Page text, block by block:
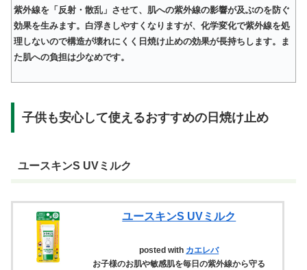
紫外線を「反射・散乱」させて、肌への紫外線の影響が及ぶのを防ぐ
効果を生みます。白浮きしやすくなりますが、化学変化で紫外線を処
理しないので構造が壊れにくく日焼け止めの効果が長持ちします。ま
た肌への負担は少なめです。
子供も安心して使えるおすすめの日焼け止め
ユースキンS UVミルク
ユースキンS UVミルク
posted with カエレバ
お子様のお肌や敏感肌を毎日の紫外線から守る